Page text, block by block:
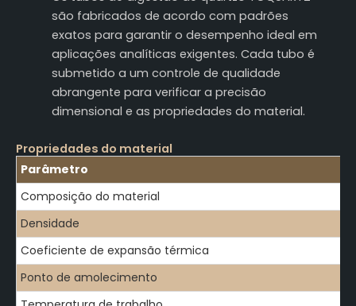
são fabricados de acordo com padrões
exatos para garantir o desempenho ideal em
aplicações analíticas exigentes. Cada tubo é
submetido a um controle de qualidade
abrangente para verificar a precisão
dimensional e as propriedades do material.
Propriedades do material
Parâmetro
Composição do material
Densidade
Coeficiente de expansão térmica
Ponto de amolecimento